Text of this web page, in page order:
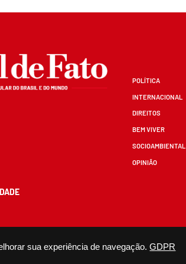
sua experiência de navegação. GDPR
POLÍTICA
INTERNACIONAL
DIREITOS
BEM VIVER
SOCIOAMBIENTAL
OPINIÃO